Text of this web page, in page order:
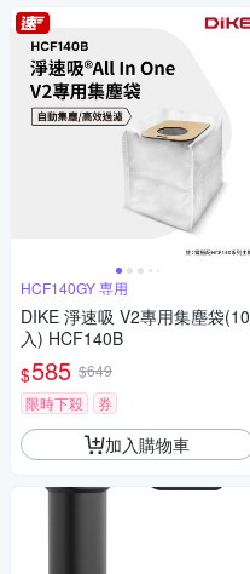
HCF140GY 専用
DIKE 淨速吸 V2專用集塵袋(10
入) HCF140B
$585 $649
限時下殺
券
加入購物車